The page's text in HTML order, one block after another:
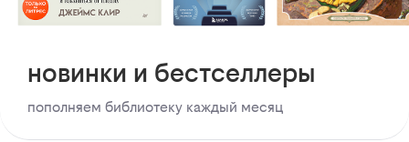
новинки и бестселлеры
пополняем библиотеку каждый месяц